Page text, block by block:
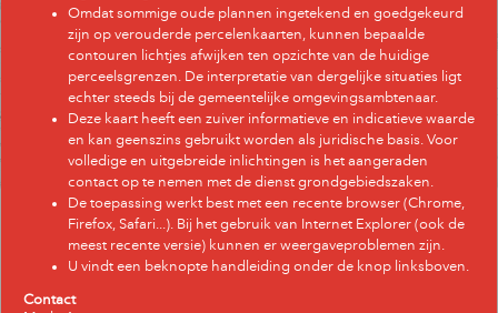
Omdat sommige oude plannen ingetekend en goedgekeurd
zijn op verouderde percelenkaarten, kunnen bepaalde
contouren lichtjes afwijken ten opzichte van de huidige
perceelsgrenzen. De interpretatie van dergelijke situaties ligt
echter steeds bij de gemeentelijke omgevingsambtenaar.
Deze kaart heeft een zuiver informatieve en indicatieve waarde
en kan geenszins gebruikt worden als juridische basis. Voor
volledige en uitgebreide inlichtingen is het aangeraden
contact op te nemen met de dienst grondgebiedszaken.
De toepassing werkt best met een recente browser (Chrome,
Firefox, Safari...). Bij het gebruik van Internet Explorer (ook de
meest recente versie) kunnen er weergaveproblemen zijn.
U vindt een beknopte handleiding onder de knop linksboven.
Contact
Layer List
Layers